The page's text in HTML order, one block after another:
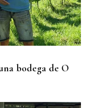
energético
bodega de O